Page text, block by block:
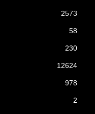
2573
58
230
12624
978
2